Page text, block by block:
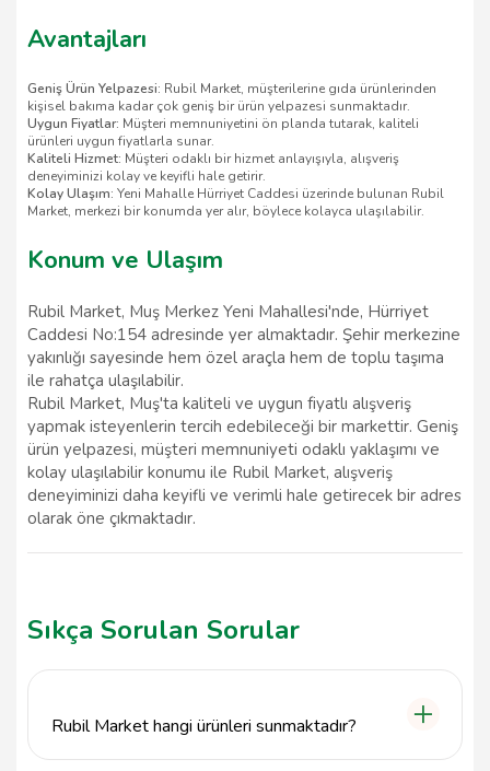
Avantajları
Geniş Ürün Yelpazesi: Rubil Market, müşterilerine gıda ürünlerinden
kişisel bakıma kadar çok geniş bir ürün yelpazesi sunmaktadır.
Uygun Fiyatlar: Müşteri memnuniyetini ön planda tutarak, kaliteli
ürünleri uygun fiyatlarla sunar.
Kaliteli Hizmet: Müşteri odaklı bir hizmet anlayışıyla, alışveriş
deneyiminizi kolay ve keyifli hale getirir.
Kolay Ulaşım: Yeni Mahalle Hürriyet Caddesi üzerinde bulunan Rubil
Market, merkezi bir konumda yer alır, böylece kolayca ulaşılabilir.
Konum ve Ulaşım
Rubil Market, Muş Merkez Yeni Mahallesi'nde, Hürriyet
Caddesi No:154 adresinde yer almaktadır. Şehir merkezine
yakınlığı sayesinde hem özel araçla hem de toplu taşıma
ile rahatça ulaşılabilir.
Rubil Market, Muş'ta kaliteli ve uygun fiyatlı alışveriş
yapmak isteyenlerin tercih edebileceği bir markettir. Geniş
ürün yelpazesi, müşteri memnuniyeti odaklı yaklaşımı ve
kolay ulaşılabilir konumu ile Rubil Market, alışveriş
deneyiminizi daha keyifli ve verimli hale getirecek bir adres
olarak öne çıkmaktadır.
Sıkça Sorulan Sorular
Rubil Market hangi ürünleri sunmaktadır?